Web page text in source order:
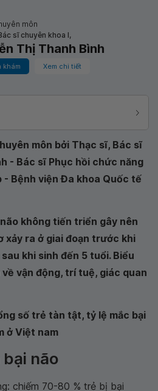
môn
sĩ chuyên khoa I,
Thị Thanh Bình
khám Xem chi tiết
môn bởi Thạc sĩ, Bác sĩ
- Bác sĩ Phục hồi chức năng
- Bệnh viện Đa khoa Quốc tế
không tiến triển gây nên
xảy ra ở giai đoạn trước khi
khi sinh đến 5 tuổi. Biểu
vận động, trí tuệ, giác quan
số trẻ tàn tật, tỷ lệ mắc bại
ở Việt nam
bại não
chiếm 70-80 % trẻ bị bại